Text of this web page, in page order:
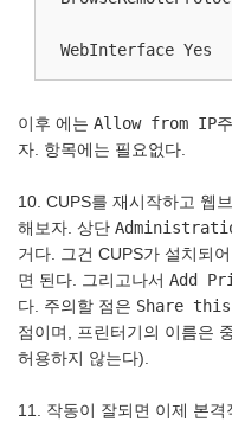
WebInterface Yes
이후 에는 Allow from IP
자. 항목에는 필요없다.
10. CUPS를 재시작하고 웹
해보자. 상단
거다. 그건 CUPS가 설치되
면 된다. 그리고나서 Add
다. 주의할 점은 Share
점이며, 프린터기의 이름은
허용하지 않는다).
11. 작동이 잘되면 이제 본